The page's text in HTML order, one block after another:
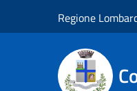
Regione